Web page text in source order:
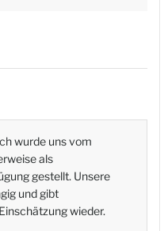
wurde uns vom
als
gestellt. Unsere
und gibt
wieder.